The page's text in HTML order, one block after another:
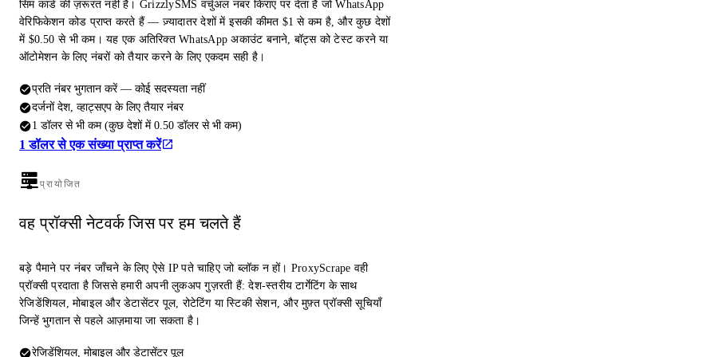
सिम कार्ड की ज़रूरत नहीं है। GrizzlySMS वर्चुअल नंबर किराए पर देता है जो WhatsApp
वेरिफिकेशन कोड प्राप्त करते हैं — ज़्यादातर देशों में इसकी कीमत $1 से कम है, और कुछ देशों
में $0.50 से भी कम। यह एक अतिरिक्त WhatsApp अकाउंट बनाने, बॉट्स को टेस्ट करने या
ऑटोमेशन के लिए नंबरों को तैयार करने के लिए एकदम सही है।
प्रति नंबर भुगतान करें — कोई सदस्यता नहीं
दर्जनों देश, व्हाट्सएप के लिए तैयार नंबर
1 डॉलर से भी कम (कुछ देशों में 0.50 डॉलर से भी कम)
1 डॉलर से एक संख्या प्राप्त करें
प्रायोजित
वह प्रॉक्सी नेटवर्क जिस पर हम चलते हैं
बड़े पैमाने पर नंबर जाँचने के लिए ऐसे IP पते चाहिए जो ब्लॉक न हों। ProxyScrape वही
प्रॉक्सी प्रदाता है जिससे हमारी अपनी लुकअप गुज़रती हैं: देश-स्तरीय टार्गेटिंग के साथ
रेजिडेंशियल, मोबाइल और डेटासेंटर पूल, रोटेटिंग या स्टिकी सेशन, और मुफ़्त प्रॉक्सी सूचियाँ
जिन्हें भुगतान से पहले आज़माया जा सकता है।
रेजिडेंशियल, मोबाइल और डेटासेंटर पूल